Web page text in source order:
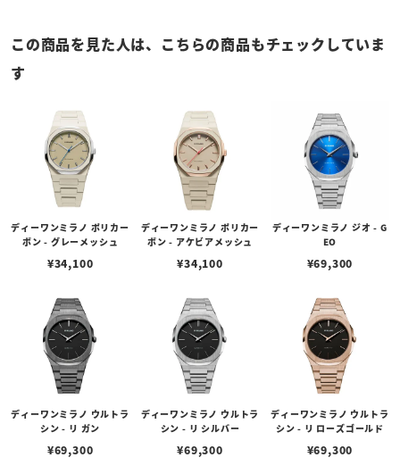
この商品を見た人は、こちらの商品もチェックしていま
す
ディーワンミラノ ポリカー
ボン - グレーメッシュ
¥34,100
ディーワンミラノ ポリカー
ボン - アケビアメッシュ
¥34,100
ディーワンミラノ ジオ - G
EO
¥69,300
ディーワンミラノ ウルトラ
シン - リ ガン
¥69,300
ディーワンミラノ ウルトラ
シン - リ シルバー
¥69,300
ディーワンミラノ ウルトラ
シン - リ ローズゴールド
¥69,300